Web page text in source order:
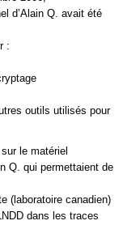
d’Alain Q. avait été
:
outils utilisés pour
le matériel
Q. qui permettaient de
(laboratoire canadien)
dans les traces